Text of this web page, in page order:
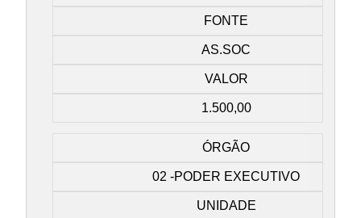
FONTE
AS.SOC
VALOR
1.500,00
ÓRGÃO
02 -PODER EXECUTIVO
UNIDADE